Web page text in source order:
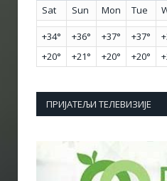
Sat
Sun Mon Tue
+34° +36° +37° +37° +
+20° +21° +20° +20° +
ПРИЈАТЕЉИ ТЕЛЕВИЗИЈЕ